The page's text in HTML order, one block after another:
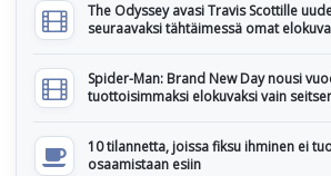
The Odyssey avasi Travis Scottille
seuraavaksi tähtäimessä omat
Spider-Man: Brand New Day nousi
tuottoisimmaksi elokuvaksi vain
10 tilannetta, joissa fiksu ihminen ei
osaamistaan esiin